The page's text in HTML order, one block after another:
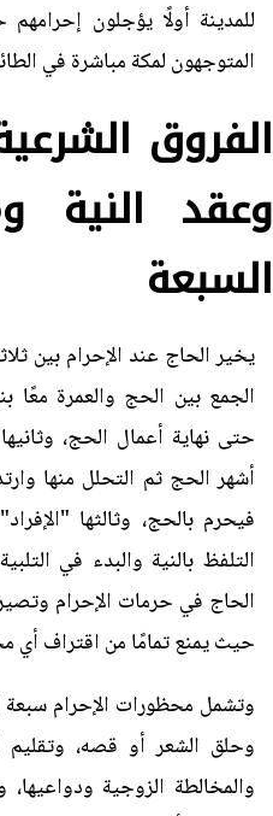
للمدينة أولًا يؤجلون
المتوجهون لمكة مباشرة في
الفروق
وعقد النية
السبعة
يخير الحاج عند الإحرام بين
الجمع بين الحج والعمرة معًا
حتى نهاية أعمال الحج،
أشهر الحج ثم التحلل منها
فيحرم بالحج، وثالثها
التلفظ بالنية والبدء في
الحاج في حرمات الإحرام وتصير
حيث يمنع تمامًا من اقتراف أي
وتشمل محظورات الإحرام سبعة
وحلق الشعر أو قصه، وتقليم
والمخالطة الزوجية